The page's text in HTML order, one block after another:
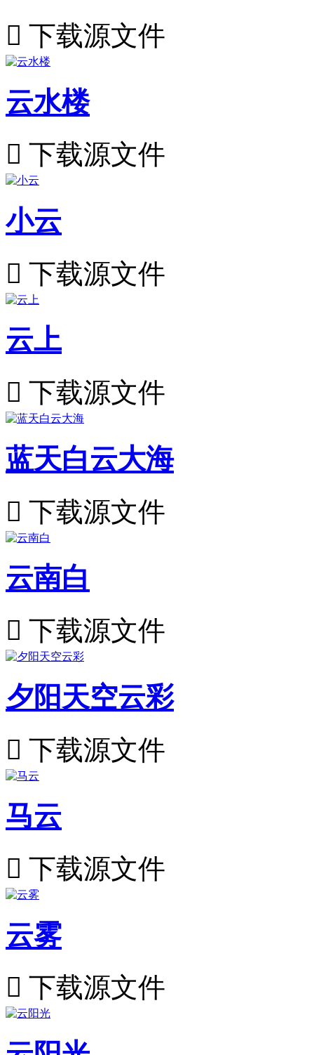
 下载源文件
云水楼
 下载源文件
小云
 下载源文件
云上
 下载源文件
蓝天白云大海
 下载源文件
云南白
 下载源文件
夕阳天空云彩
 下载源文件
马云
 下载源文件
云雾
 下载源文件